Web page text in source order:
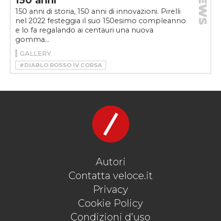
150 anni di storia, 150 anni di innovazioni. Pirelli
nel 2022 festeggia il suo 150esimo compleanno
e lo fa regalando ai centauri una nuova
gomma...
GALLERY
#DIABLO ROSSO IV CORSA
#GOMME MOTO DA STRADA
#PIRELLI DIABLO ROSSO IV CORSA
Autori
Contatta veloce.it
Privacy
Cookie Policy
Condizioni d’uso